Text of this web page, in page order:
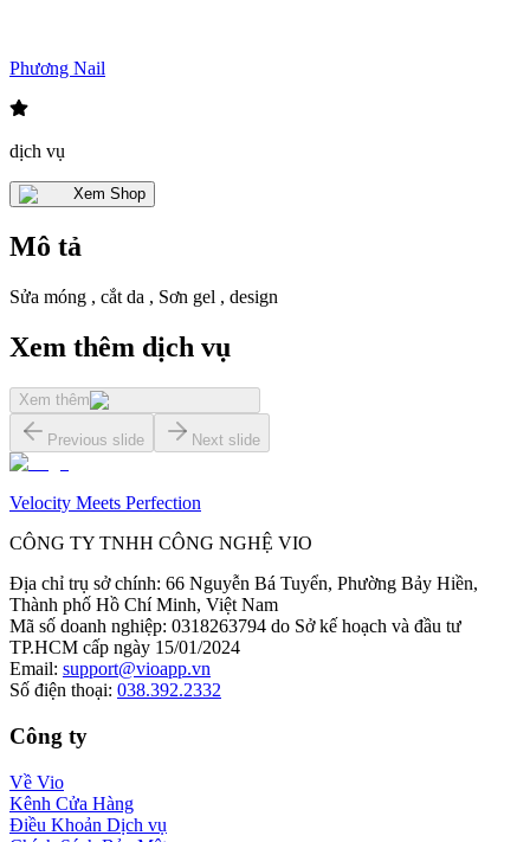
Phương Nail
dịch vụ
Xem Shop
Mô tả
Sửa móng , cắt da , Sơn gel , design
Xem thêm dịch vụ
Xem thêm
Previous slide Next slide
Velocity Meets Perfection
CÔNG TY TNHH CÔNG NGHỆ VIO
Địa chỉ trụ sở chính: 66 Nguyễn Bá Tuyển, Phường Bảy Hiền,
Thành phố Hồ Chí Minh, Việt Nam
Mã số doanh nghiệp: 0318263794 do Sở kế hoạch và đầu tư
TP.HCM cấp ngày 15/01/2024
Email: support@vioapp.vn
Số điện thoại: 038.392.2332
Công ty
Về Vio
Kênh Cửa Hàng
Điều Khoản Dịch vụ